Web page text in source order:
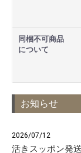
同梱不可商品
について
お知らせ
2026/07/12
活きスッポン発